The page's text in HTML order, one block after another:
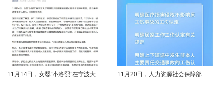
11月14日，女婴“小洛熙”在宁波大学附属妇女儿童医院接受心脏手术后不幸离世，连日来牵动着很多人的心，引发社会关注。记者了解到，从11月17日起，宁波市就成立了调查组并进行全面调查。12月14日，初步调查结果公布，相关人员受到处理。根据家属要求，宁波市委托湖北崇新司法鉴定中心进行尸检。12月19日，在第三方公证机构公证下，尸检报告移交“小洛熙”家属。针对家属就手术治疗过程提出的质疑，根据《医疗事故...... 11月20日，人力资源社会保障部对外发布关于执行《工伤保险条例》若干问题的意见（三），进一步解决工伤保险实践问题，更好保障职工和用人单位合法权益。意见（三）明确职工工伤医疗救治中受到医疗侵权、居家工作、上下班途中发生非本人主要责任交通事故等5类情形工伤认定及认定依据。其中包括：职工因工作原因受到事故伤害或患职业病，在治疗过程中，医疗机构的医疗侵权并不影响原工伤事故或职业病的工伤认定；按照单位安排居......